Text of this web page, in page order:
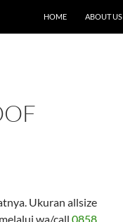
HOME
ABOUT US
Ukuran allsize
wa/call 0858